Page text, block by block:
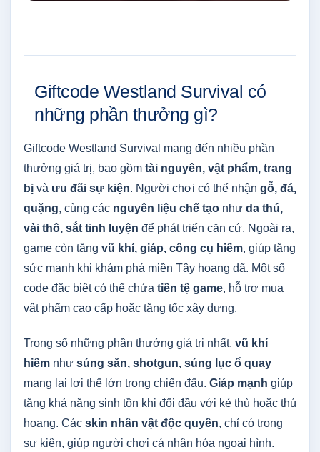
Giftcode Westland Survival có
những phần thưởng gì?
Giftcode Westland Survival mang đến nhiều phần
thưởng giá trị, bao gồm tài nguyên, vật phẩm, trang
bị và ưu đãi sự kiện. Người chơi có thể nhận gỗ, đá,
quặng, cùng các nguyên liệu chế tạo như da thú,
vải thô, sắt tinh luyện để phát triển căn cứ. Ngoài ra,
game còn tặng vũ khí, giáp, công cụ hiếm, giúp tăng
sức mạnh khi khám phá miền Tây hoang dã. Một số
code đặc biệt có thể chứa tiền tệ game, hỗ trợ mua
vật phẩm cao cấp hoặc tăng tốc xây dựng.
Trong số những phần thưởng giá trị nhất, vũ khí
hiếm như súng săn, shotgun, súng lục ổ quay
mang lại lợi thế lớn trong chiến đấu. Giáp mạnh giúp
tăng khả năng sinh tồn khi đối đầu với kẻ thù hoặc thú
hoang. Các skin nhân vật độc quyền, chỉ có trong
sự kiện, giúp người chơi cá nhân hóa ngoại hình.